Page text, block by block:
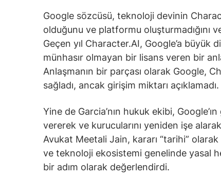
Google sözcüsü, teknoloji devinin
olduğunu ve platformu oluşturmadığını
Geçen yıl Character.AI, Google’a büyük
münhasır olmayan bir lisans veren bir
Anlaşmanın bir parçası olarak Google,
sağladı, ancak girişim miktarı açıklamadı.
Yine de Garcia’nın hukuk ekibi,
vererek ve kurucularını yeniden işe
Avukat Meetali Jain, kararı “tarihi”
ve teknoloji ekosistemi genelinde yasal
bir adım olarak değerlendirdi.